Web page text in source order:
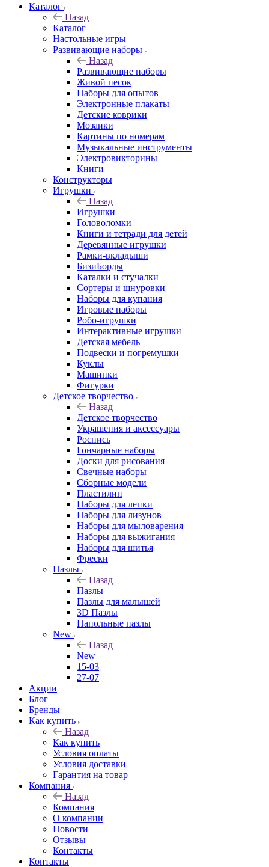
Каталог
Назад
Каталог
Настольные игры
Развивающие наборы
Назад
Развивающие наборы
Живой песок
Наборы для опытов
Электронные плакаты
Детские коврики
Мозаики
Картины по номерам
Музыкальные инструменты
Электровикторины
Книги
Конструкторы
Игрушки
Назад
Игрушки
Головоломки
Книги и тетради для детей
Деревянные игрушки
Рамки-вкладыши
БизиБорды
Каталки и стучалки
Сортеры и шнуровки
Наборы для купания
Игровые наборы
Робо-игрушки
Интерактивные игрушки
Детская мебель
Подвески и погремушки
Куклы
Машинки
Фигурки
Детское творчество
Назад
Детское творчество
Украшения и аксессуары
Роспись
Гончарные наборы
Доски для рисования
Свечные наборы
Сборные модели
Пластилин
Наборы для лепки
Наборы для лизунов
Наборы для мыловарения
Наборы для выжигания
Наборы для шитья
Фрески
Пазлы
Назад
Пазлы
Пазлы для малышей
3D Пазлы
Напольные пазлы
New
Назад
New
15-03
27-07
Акции
Блог
Бренды
Как купить
Назад
Как купить
Условия оплаты
Условия доставки
Гарантия на товар
Компания
Назад
Компания
О компании
Новости
Отзывы
Контакты
Контакты